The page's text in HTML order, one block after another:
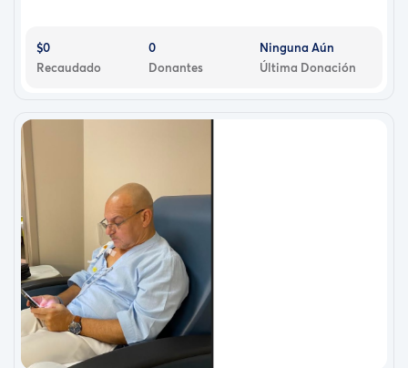
$0
Recaudado
0
Donantes
Ninguna Aún
Última Donación